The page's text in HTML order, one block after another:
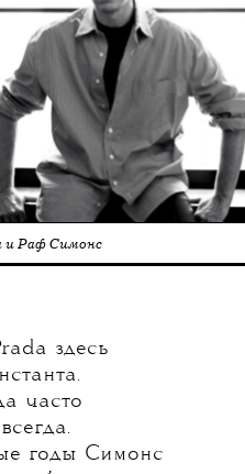
и Раф Симонс
здесь
часто
годы Симонс